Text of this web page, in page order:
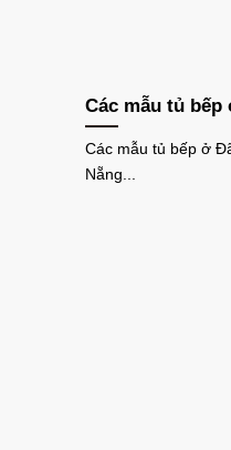
Các mẫu tủ bếp
Các mẫu tủ bếp ở
Nẵng...